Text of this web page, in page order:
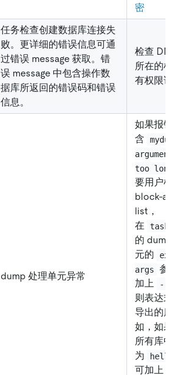
密
任务检查创建数据库连接失
败。更详细的错误信息可通
过错误 message 获取。错
误 message 中包含操作数
据库所返回的错误码和错误
信息。
检查
所在的
有权限
dump 处理单元异常
如果报错
含
too
要用户
block-
list，
在
的 dump
元的
args
参
加上
--
则表达
导出的
如，如
所有库
为
hello
可加上